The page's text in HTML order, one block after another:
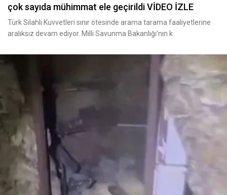
çok sayıda mühimmat ele geçirildi VİDEO İZLE
Türk Silahlı Kuvvetleri sınır ötesinde arama tarama faaliyetlerine
aralıksız devam ediyor. Milli Savunma Bakanlığı’nın k